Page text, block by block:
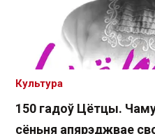
150 гадоў Цётцы. Чаму
сёньня апярэджвае
Культура